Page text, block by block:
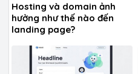
Hosting và domain ảnh
hưởng như thế nào đến
landing page?